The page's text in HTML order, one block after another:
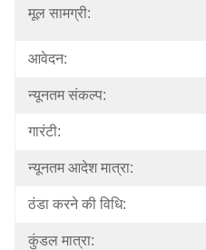
मूल सामग्री:
आवेदन:
न्यूनतम संकल्प:
गारंटी:
न्यूनतम आदेश मात्रा:
ठंडा करने की विधि:
कुंडल मात्रा: